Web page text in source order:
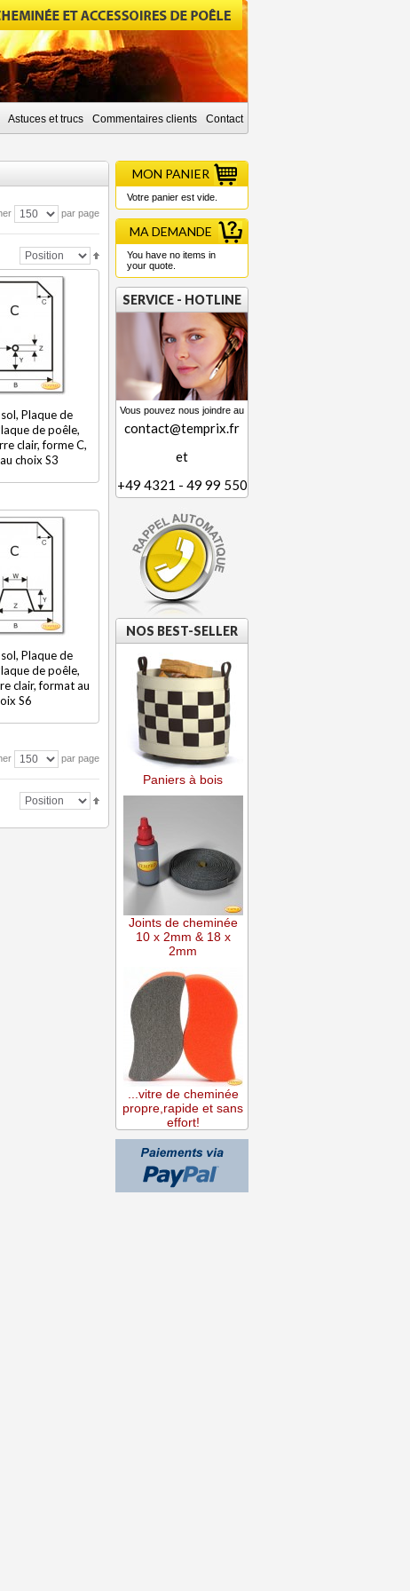
Astuces et trucs Commentaires clients Contact
par page
Plaque de
de poêle,
clair, forme C,
choix S3
Plaque de
de poêle,
clair, format au
S6
par page
MON PANIER
Votre panier est vide.
MA DEMANDE
You have no items in
your quote.
SERVICE - HOTLINE
Vous pouvez nous joindre au
contact@temprix.fr
et
+49 4321 - 49 99 550
NOS BEST-SELLER
Paniers à bois
Joints de cheminée
10 x 2mm & 18 x
2mm
...vitre de cheminée
propre,rapide et sans
effort!